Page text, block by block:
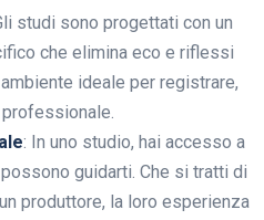
studi sono progettati con un
che elimina eco e riflessi
ideale per registrare,
: In uno studio, hai accesso a
guidarti. Che si tratti di
produttore, la loro esperienza